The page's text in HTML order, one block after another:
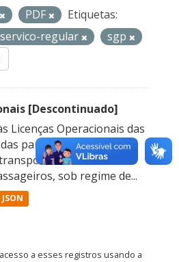
PDF
Etiquetas:
servico-regular sgp
[Descontinuado]
Licenças Operacionais das
para prestação do
rodoviário
sob regime de...
JSON
a esses registros usando a